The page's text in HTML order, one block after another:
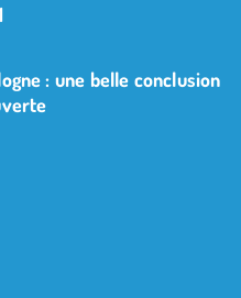
: une belle conclusion